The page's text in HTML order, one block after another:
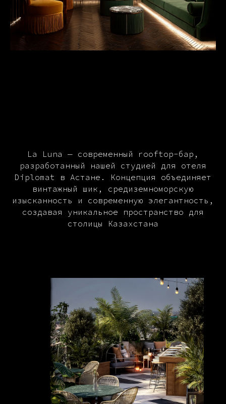
La Luna — современный rooftop-бар,
разработанный нашей студией для отеля
Diplomat в Астане. Концепция объединяет
винтажный шик, средиземноморскую
изысканность и современную элегантность,
создавая уникальное пространство для
столицы Казахстана